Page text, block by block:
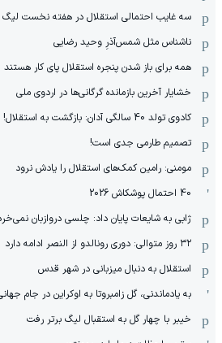
سه غایب احتمالی استقلال در هفته نخست لیگ
ناشناس مثل شمس‌آذرِ وحید رضایی
همه برای باز شدن پنجره استقلال پای کار هستند
خشایار آخرین بازمانده گرگانی‌ها در اردوی ملی
کادوی تولد 40 سالگی آدان: بازگشت به استقلال!
تصمیم طارمی جدی است!
مومنی: رامین کمک‌های استقلال را یادش نرود
40 احتمال پوشکاش 2026
ژابی به شایعات پایان داد: چلسی دروازبان
۳۲ روز متوالی: دوری رونالدو از النصر ادامه دارد
استقلال به دنبال میزبانی در شهر قدس
به یادماندنی، گل زامبروتا به اوکراین در جام جهانی
خیبر با چهار گل به استقبال لیگ برتر رفت